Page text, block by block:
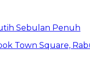
Sebulan Penuh